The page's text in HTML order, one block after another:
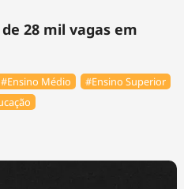
28 mil vagas em
#Ensino Médio
#Ensino Superior